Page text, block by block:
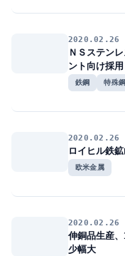
2020.02.26
ＮＳステン
ント向け採用
鉄鋼 特殊
2020.02.26
ロイヒル鉄
欧米金属
2020.02.26
伸銅品生産
少幅大